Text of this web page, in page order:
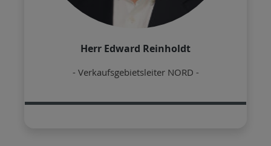
Herr Edward Reinholdt
- Verkaufsgebietsleiter NORD -